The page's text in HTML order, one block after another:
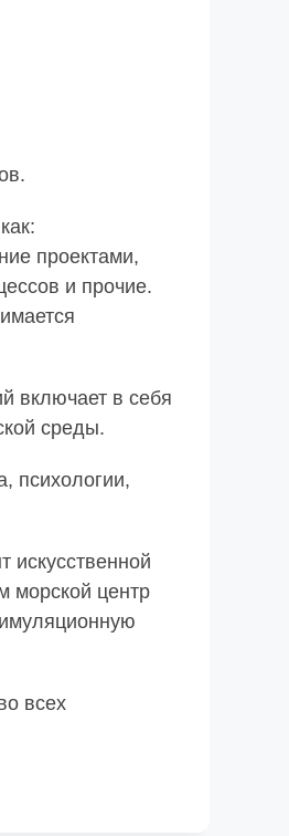
проектами,
и прочие.
включает в себя
среды.
психологии,
искусственной
морской центр
всех